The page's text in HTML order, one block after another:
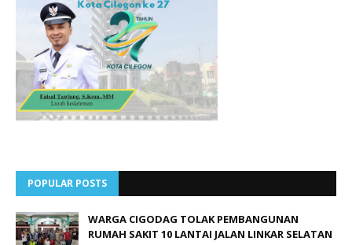
POPULAR POSTS
WARGA CIGODAG TOLAK PEMBANGUNAN
RUMAH SAKIT 10 LANTAI JALAN LINKAR SELATAN